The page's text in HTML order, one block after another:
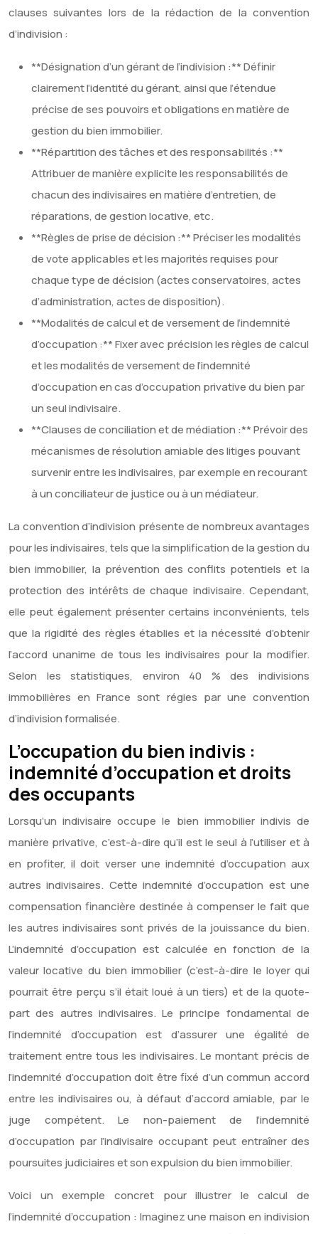
clauses suivantes lors de la rédaction de la convention
d’indivision :
**Désignation d’un gérant de l’indivision :** Définir
clairement l’identité du gérant, ainsi que l’étendue
précise de ses pouvoirs et obligations en matière de
gestion du bien immobilier.
**Répartition des tâches et des responsabilités :**
Attribuer de manière explicite les responsabilités de
chacun des indivisaires en matière d’entretien, de
réparations, de gestion locative, etc.
**Règles de prise de décision :** Préciser les modalités
de vote applicables et les majorités requises pour
chaque type de décision (actes conservatoires, actes
d’administration, actes de disposition).
**Modalités de calcul et de versement de l’indemnité
d’occupation :** Fixer avec précision les règles de calcul
et les modalités de versement de l’indemnité
d’occupation en cas d’occupation privative du bien par
un seul indivisaire.
**Clauses de conciliation et de médiation :** Prévoir des
mécanismes de résolution amiable des litiges pouvant
survenir entre les indivisaires, par exemple en recourant
à un conciliateur de justice ou à un médiateur.
La convention d’indivision présente de nombreux avantages
pour les indivisaires, tels que la simplification de la gestion du
bien immobilier, la prévention des conflits potentiels et la
protection des intérêts de chaque indivisaire. Cependant,
elle peut également présenter certains inconvénients, tels
que la rigidité des règles établies et la nécessité d’obtenir
l’accord unanime de tous les indivisaires pour la modifier.
Selon les statistiques, environ 40 % des indivisions
immobilières en France sont régies par une convention
d’indivision formalisée.
L’occupation du bien indivis :
indemnité d’occupation et droits
des occupants
Lorsqu’un indivisaire occupe le bien immobilier indivis de
manière privative, c’est-à-dire qu’il est le seul à l’utiliser et à
en profiter, il doit verser une indemnité d’occupation aux
autres indivisaires. Cette indemnité d’occupation est une
compensation financière destinée à compenser le fait que
les autres indivisaires sont privés de la jouissance du bien.
L’indemnité d’occupation est calculée en fonction de la
valeur locative du bien immobilier (c’est-à-dire le loyer qui
pourrait être perçu s’il était loué à un tiers) et de la quote-
part des autres indivisaires. Le principe fondamental de
l’indemnité d’occupation est d’assurer une égalité de
traitement entre tous les indivisaires. Le montant précis de
l’indemnité d’occupation doit être fixé d’un commun accord
entre les indivisaires ou, à défaut d’accord amiable, par le
juge compétent. Le non-paiement de l’indemnité
d’occupation par l’indivisaire occupant peut entraîner des
poursuites judiciaires et son expulsion du bien immobilier.
Voici un exemple concret pour illustrer le calcul de
l’indemnité d’occupation : Imaginez une maison en indivision